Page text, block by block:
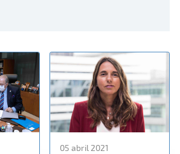
05 abril 2021